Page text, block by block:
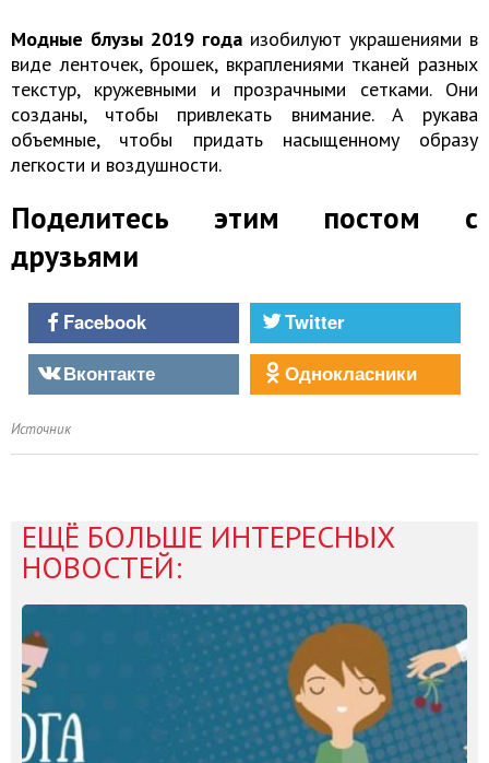
Модные блузы 2019 года изобилуют украшениями в
виде ленточек, брошек, вкраплениями тканей разных
текстур, кружевными и прозрачными сетками. Они
созданы, чтобы привлекать внимание. А рукава
объемные, чтобы придать насыщенному образу
легкости и воздушности.
Поделитесь этим постом с
друзьями
Facebook
Twitter
Вконтакте
Однокласники
Источник
ЕЩЁ БОЛЬШЕ ИНТЕРЕСНЫХ
НОВОСТЕЙ: